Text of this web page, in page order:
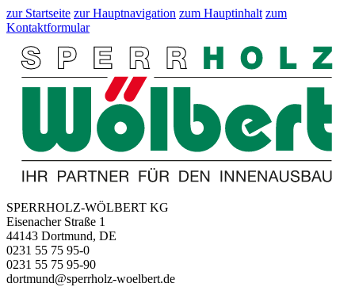
zur Startseite zur Hauptnavigation zum Hauptinhalt zum
Kontaktformular
SPERRHOLZ-WÖLBERT KG
Eisenacher Straße 1
44143 Dortmund, DE
0231 55 75 95-0
0231 55 75 95-90
dortmund@sperrholz-woelbert.de